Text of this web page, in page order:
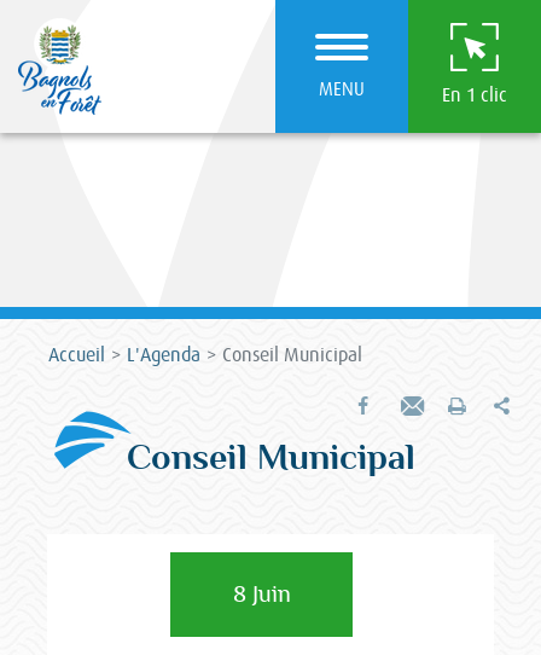
MENU En 1 clic
Accueil L'Agenda Conseil Municipal
Partager sur Facebook
Envoyer par e-mail
Imprimer
Conseil Municipal
8 Juin